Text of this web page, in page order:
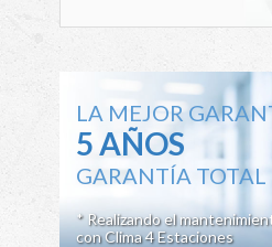
LA MEJOR
5 AÑOS
GARANTÍA TOTAL
* Realizando el
con Clima 4 Estaciones